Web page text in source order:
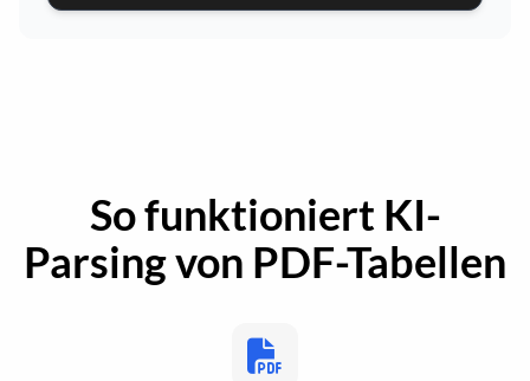
So funktioniert KI-
Parsing von PDF-Tabellen